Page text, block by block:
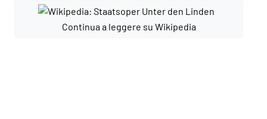
Continua a leggere su Wikipedia